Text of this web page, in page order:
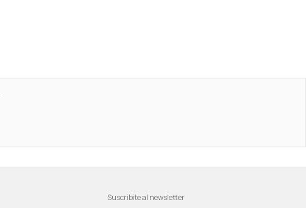
Suscribite al newsletter